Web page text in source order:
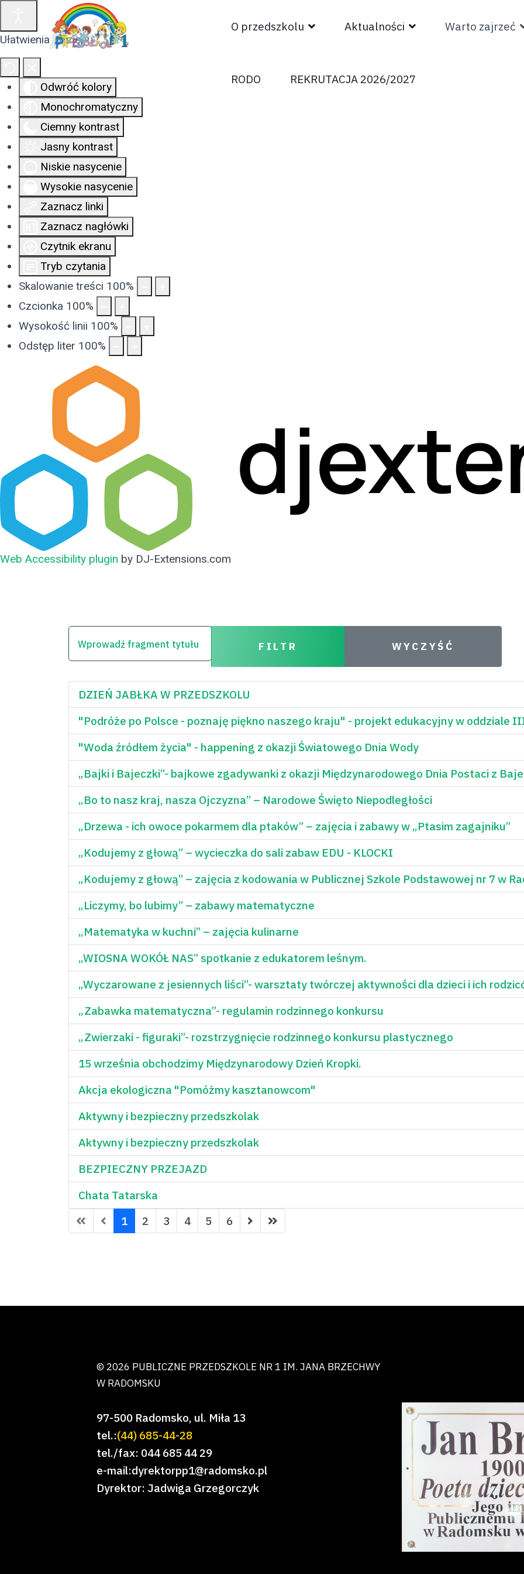
Ułatwienia dostępu
Odwróć kolory
Monochromatyczny
Ciemny kontrast
Jasny kontrast
Niskie nasycenie
Wysokie nasycenie
Zaznacz linki
Zaznacz nagłówki
Czytnik ekranu
Tryb czytania
Skalowanie treści 100%
Czcionka 100%
Wysokość linii 100%
Odstęp liter 100%
Web Accessibility plugin by DJ-Extensions.com
O przedszkolu Aktualności Warto zajrzeć
RODO REKRUTACJA 2026/2027
FILTR WYCZYŚĆ
DZIEŃ JABŁKA W PRZEDSZKOLU
"Podróże po Polsce - poznaję piękno naszego kraju" - projekt edukacyjny w oddziale
"Woda źródłem życia" - happening z okazji Światowego Dnia Wody
„Bajki i Bajeczki”- bajkowe zgadywanki z okazji Międzynarodowego Dnia Postaci z
„Bo to nasz kraj, nasza Ojczyzna” – Narodowe Święto Niepodległości
„Drzewa - ich owoce pokarmem dla ptaków” – zajęcia i zabawy w „Ptasim zagajniku”
„Kodujemy z głową” – wycieczka do sali zabaw EDU - KLOCKI
„Kodujemy z głową” – zajęcia z kodowania w Publicznej Szkole Podstawowej nr 7 w
„Liczymy, bo lubimy” – zabawy matematyczne
„Matematyka w kuchni” – zajęcia kulinarne
„WIOSNA WOKÓŁ NAS” spotkanie z edukatorem leśnym.
„Wyczarowane z jesiennych liści”- warsztaty twórczej aktywności dla dzieci i ich
„Zabawka matematyczna”- regulamin rodzinnego konkursu
„Zwierzaki - figuraki”- rozstrzygnięcie rodzinnego konkursu plastycznego
15 września obchodzimy Międzynarodowy Dzień Kropki.
Akcja ekologiczna "Pomóżmy kasztanowcom"
Aktywny i bezpieczny przedszkolak
Aktywny i bezpieczny przedszkolak
BEZPIECZNY PRZEJAZD
Chata Tatarska
1 2 3 4 5 6
© 2026 PUBLICZNE PRZEDSZKOLE NR 1 IM. JANA BRZECHWY
W RADOMSKU
97-500 Radomsko, ul. Miła 13
tel.:(44) 685-44-28
tel./fax: 044 685 44 29
e-mail:dyrektorpp1@radomsko.pl
Dyrektor: Jadwiga Grzegorczyk